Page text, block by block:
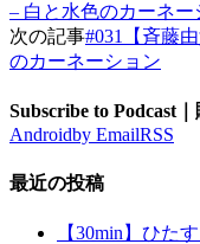
– 白と水色のカーネー
次の記事#031【斉藤
のカーネーション
Subscribe to Podcast
Androidby EmailRSS
最近の投稿
【30min】ひた